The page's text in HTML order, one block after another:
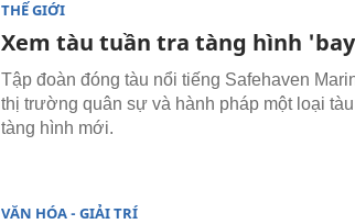
THẾ GIỚI
Xem tàu tuần tra tàng hình
Tập đoàn đóng tàu nổi tiếng Safehaven
thị trường quân sự và hành pháp một loại
tàng hình mới.
VĂN HÓA - GIẢI TRÍ